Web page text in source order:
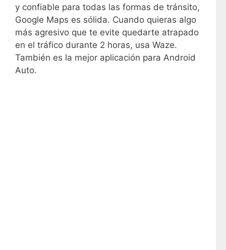
y confiable para todas las formas de tránsito,
Google Maps es sólida. Cuando quieras algo
más agresivo que te evite quedarte atrapado
en el tráfico durante 2 horas, usa Waze.
También es la mejor aplicación para Android
Auto.